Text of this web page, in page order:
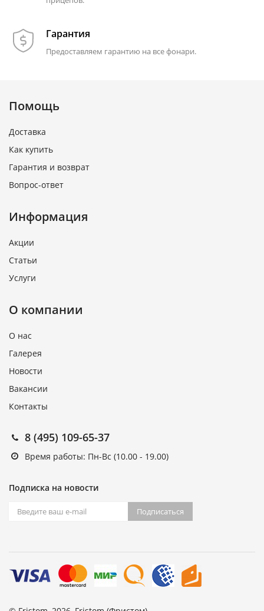
Гарантия
Предоставляем гарантию на все фонари.
Помощь
Доставка
Как купить
Гарантия и возврат
Вопрос-ответ
Информация
Акции
Статьи
Услуги
О компании
О нас
Галерея
Новости
Вакансии
Контакты
8 (495) 109-65-37
Время работы: Пн-Вс (10.00 - 19.00)
Подписка на новости
Подписаться